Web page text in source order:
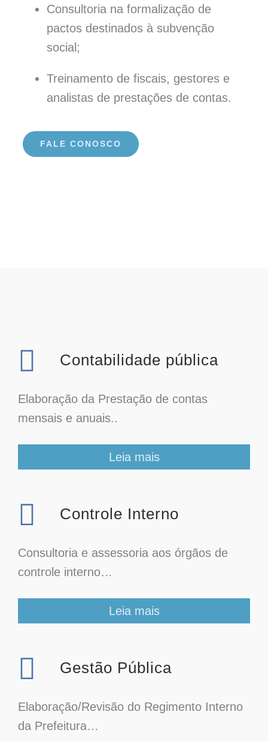
Consultoria na formalização de
pactos destinados à subvenção
social;
Treinamento de fiscais, gestores e
analistas de prestações de contas.
FALE CONOSCO
Contabilidade pública
Elaboração da Prestação de contas
mensais e anuais..
Leia mais
Controle Interno
Consultoria e assessoria aos órgãos de
controle interno…
Leia mais
Gestão Pública
Elaboração/Revisão do Regimento Interno
da Prefeitura…